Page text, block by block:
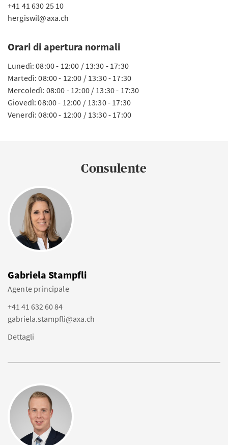
+41 41 630 25 10
hergiswil@axa.ch
Orari di apertura normali
Lunedì: 08:00 - 12:00 / 13:30 - 17:30
Martedì: 08:00 - 12:00 / 13:30 - 17:30
Mercoledì: 08:00 - 12:00 / 13:30 - 17:30
Giovedì: 08:00 - 12:00 / 13:30 - 17:30
Venerdì: 08:00 - 12:00 / 13:30 - 17:00
Consulente
Gabriela Stampfli
Agente principale
+41 41 632 60 84
gabriela.stampfli@axa.ch
Dettagli